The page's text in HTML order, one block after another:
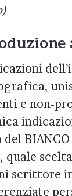
e non-
del
quale
scrittore